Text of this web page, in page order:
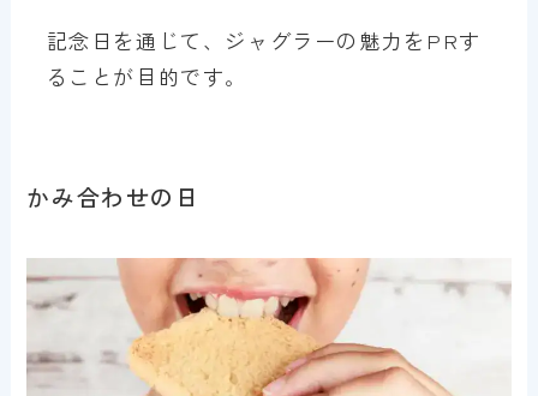
記念日を通じて、ジャグラーの魅力をPRす
ることが目的です。
かみ合わせの日